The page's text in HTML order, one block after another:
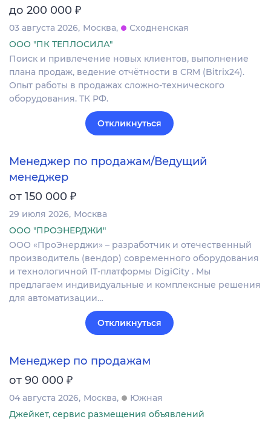
до 200 000 ₽
03 августа 2026 Москва
Сходненская
ООО "ПК ТЕПЛОСИЛА"
Поиск и привлечение новых клиентов, выполнение
плана продаж, ведение отчётности в CRM (Bitrix24).
Опыт работы в продажах сложно-технического
оборудования. ТК РФ.
Откликнуться
Менеджер по продажам/Ведущий
менеджер
от 150 000 ₽
29 июля 2026 Москва
ООО "ПРОЭНЕРДЖИ"
ООО «ПроЭнерджи» – разработчик и отечественный
производитель (вендор) современного оборудования
и технологичной IT-платформы DigiCity . Мы
предлагаем индивидуальные и комплексные решения
для автоматизации…
Откликнуться
Менеджер по продажам
от 90 000 ₽
04 августа 2026 Москва
Южная
Джейкет, сервис размещения объявлений